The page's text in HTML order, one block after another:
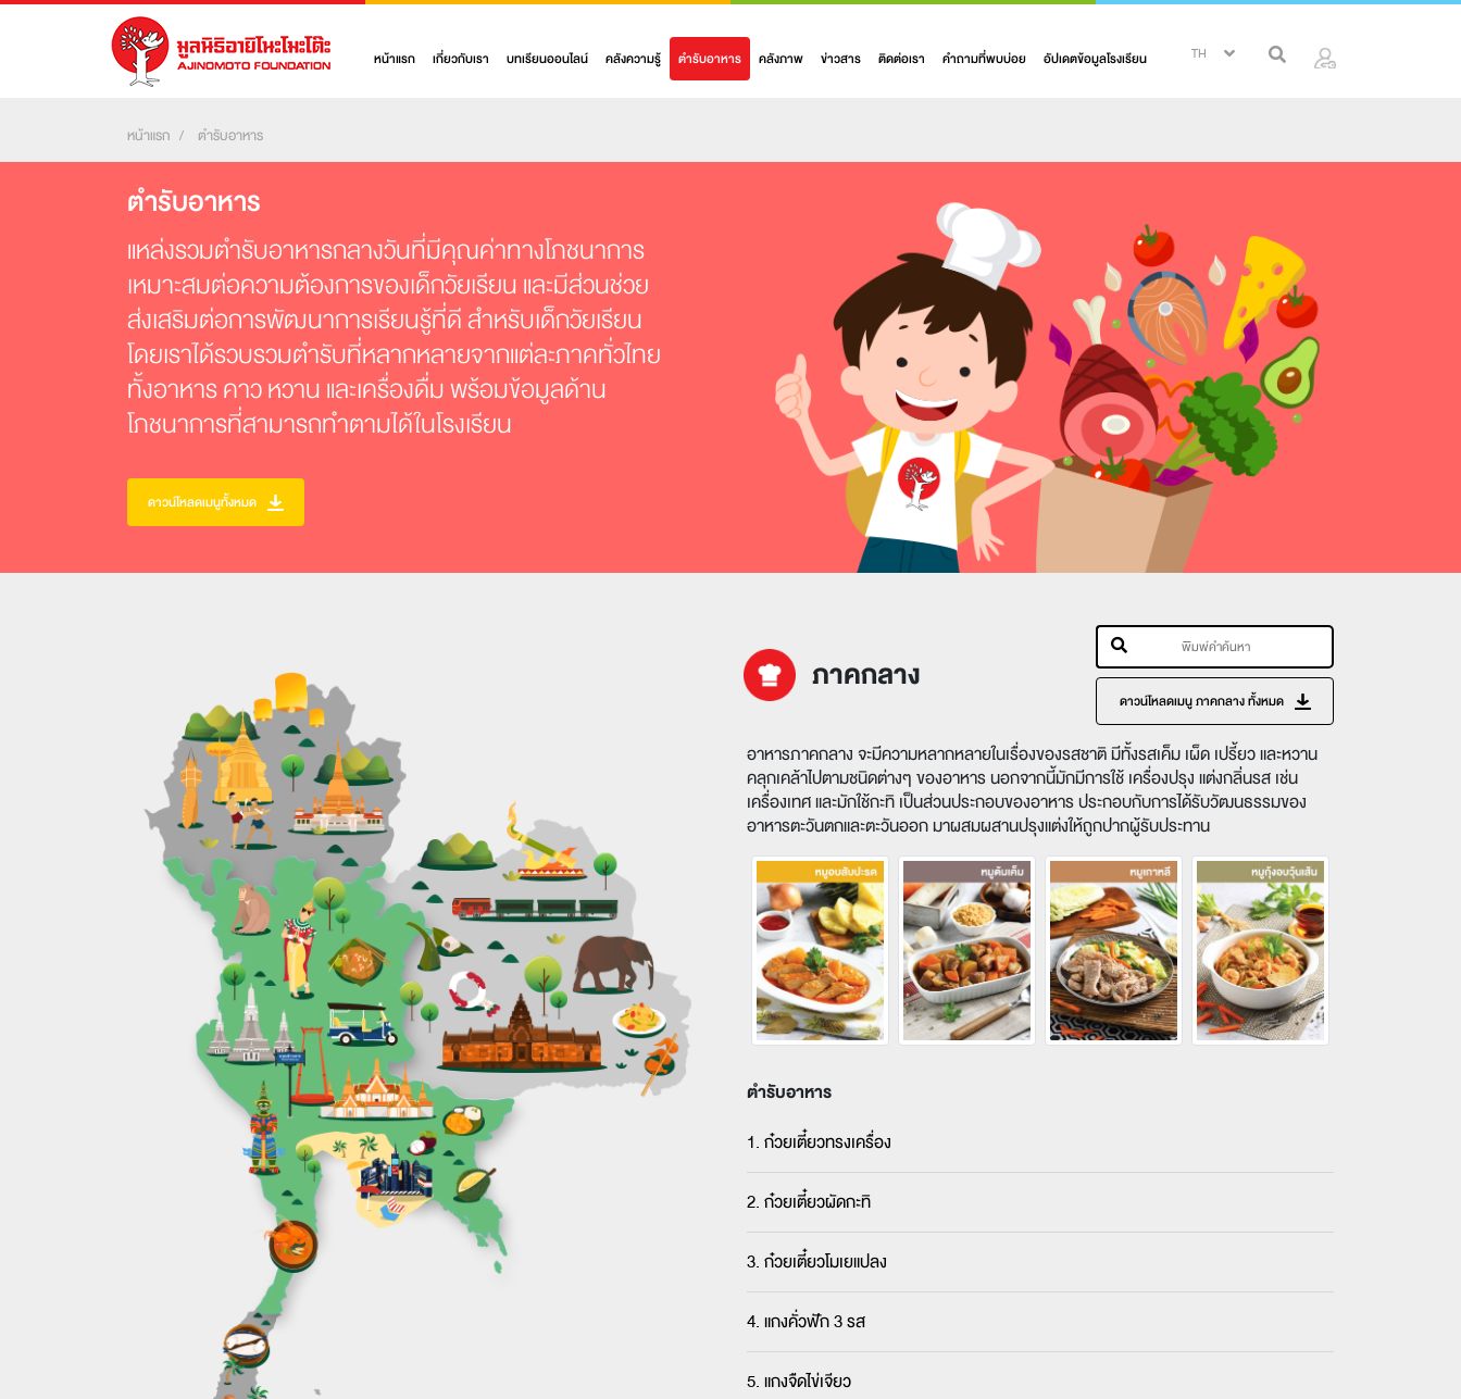
หน้าแรก เกี่ยวกับเรา บทเรียนออนไลน์ คลังความรู้ ตำรับอาหาร คลังภาพ ข่าวสาร ติดต่อเรา คำถามที่พบบ่อย อัปเดตข้อมูลโรงเรียน
หน้าแรก ตำรับอาหาร
ตำรับอาหาร
แหล่งรวมตำรับอาหารกลางวันที่มีคุณค่าทางโภชนาการ
เหมาะสมต่อความต้องการของเด็กวัยเรียน และมีส่วนช่วย
ส่งเสริมต่อการพัฒนาการเรียนรู้ที่ดี สำหรับเด็กวัยเรียน
โดยเราได้รวบรวมตำรับที่หลากหลายจากแต่ละภาคทั่วไทย
ทั้งอาหาร คาว หวาน และเครื่องดื่ม พร้อมข้อมูลด้าน
โภชนาการที่สามารถทำตามได้ในโรงเรียน
ดาวน์โหลดเมนูทั้งหมด
ภาคกลาง
ดาวน์โหลดเมนู ภาคกลาง ทั้งหมด
อาหารภาคกลาง จะมีความหลากหลายในเรื่องของรสชาติ มีทั้งรสเค็ม เผ็ด เปรี้ยว และหวาน
คลุกเคล้าไปตามชนิดต่างๆ ของอาหาร นอกจากนี้มักมีการใช้ เครื่องปรุง แต่งกลิ่นรส เช่น
เครื่องเทศ และมักใช้กะทิ เป็นส่วนประกอบของอาหาร ประกอบกับการได้รับวัฒนธรรมของ
อาหารตะวันตกและตะวันออก มาผสมผสานปรุงแต่งให้ถูกปากผู้รับประทาน
ตำรับอาหาร
1. ก๋วยเตี๋ยวทรงเครื่อง
2. ก๋วยเตี๋ยวผัดกะทิ
3. ก๋วยเตี๋ยวโมเยแปลง
4. แกงคั่วฟัก 3 รส
5. แกงจืดไข่เจียว